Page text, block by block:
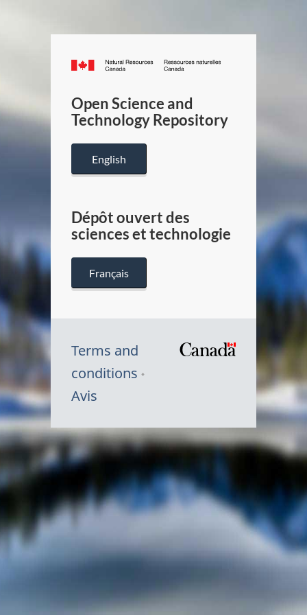
Canada.ca
/
Canada
Open Science and
Technology Repository
English
Dépôt ouvert des
sciences et technologie
Français
Terms and
conditions
Avis
Symbole
du
Canada